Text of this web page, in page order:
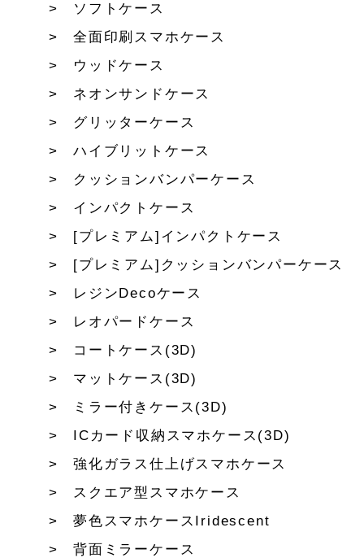
ソフトケース
全面印刷スマホケース
ウッドケース
ネオンサンドケース
グリッターケース
ハイブリットケース
クッションバンパーケース
インパクトケース
[プレミアム]インパクトケース
[プレミアム]クッションバンパーケース
レジンDecoケース
レオパードケース
コートケース(3D)
マットケース(3D)
ミラー付きケース(3D)
ICカード収納スマホケース(3D)
強化ガラス仕上げスマホケース
スクエア型スマホケース
夢色スマホケースIridescent
背面ミラーケース